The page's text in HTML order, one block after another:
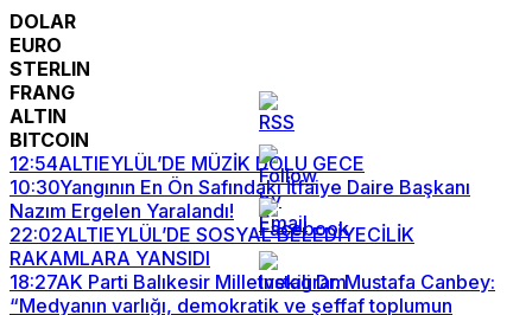
DOLAR
EURO
STERLIN
FRANG
ALTIN
BITCOIN
12:54ALTIEYLÜL’DE MÜZİK DOLU GECE
10:30Yangının En Ön Safındaki İtfaiye Daire Başkanı
Nazım Ergelen Yaralandı!
22:02ALTIEYLÜL’DE SOSYAL BELEDİYECİLİK
RAKAMLARA YANSIDI
18:27AK Parti Balıkesir Milletvekili Dr. Mustafa Canbey:
“Medyanın varlığı, demokratik ve şeffaf toplumun